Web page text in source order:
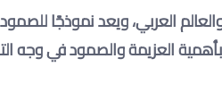
المصري والعالم العربي، ويعد نموذجًا
العزيمة والصمود في وجه